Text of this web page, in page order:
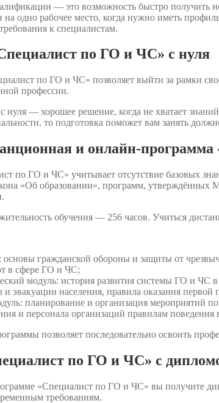
— это возможность быстро получить
одно рабочее место, когда нужно иметь
к специалистам.
по ГО и ЧС» с нуля
по ГО и ЧС» позволяет выйти за рамки
профессии.
нуля — хорошее решение, когда не хватает
то подготовка поможет вам занять
и онлайн-
по ГО и ЧС» учитывает отсутствие базовых
«Об образовании», программ,
обучения — 256 часов. Учиться
основы гражданской обороны и защиты от
в сфере ГО и ЧС;
модуль: история развития системы ГО и
и эвакуации населения, правила оказания
планирование и организация мероприятий
и персонала организаций правилам
позволяет последовательно освоить
по ГО и ЧС» с
«Специалист по ГО и ЧС» вы получите
требованиям.